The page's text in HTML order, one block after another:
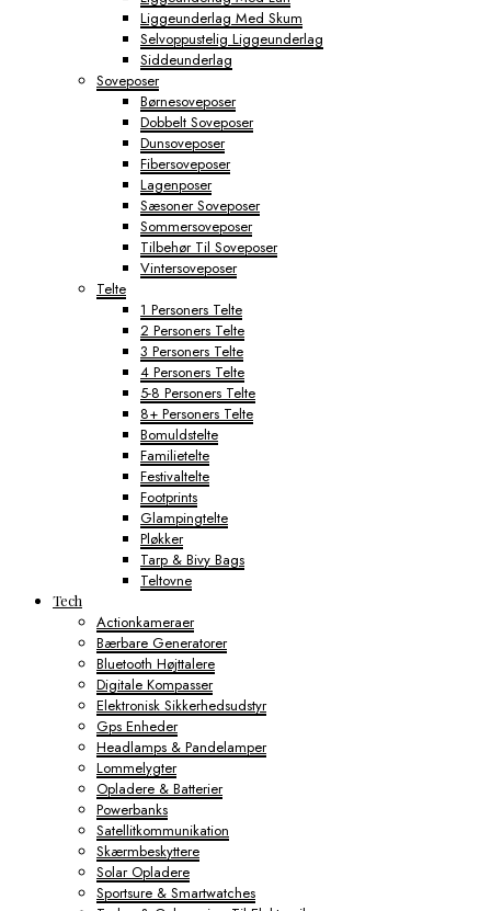
Liggeunderlag Med Skum
Selvoppustelig Liggeunderlag
Siddeunderlag
Soveposer
Børnesoveposer
Dobbelt Soveposer
Dunsoveposer
Fibersoveposer
Lagenposer
Sæsoner Soveposer
Sommersoveposer
Tilbehør Til Soveposer
Vintersoveposer
Telte
1 Personers Telte
2 Personers Telte
3 Personers Telte
4 Personers Telte
5-8 Personers Telte
8+ Personers Telte
Bomuldstelte
Familietelte
Festivaltelte
Footprints
Glampingtelte
Pløkker
Tarp & Bivy Bags
Teltovne
Tech
Actionkameraer
Bærbare Generatorer
Bluetooth Højttalere
Digitale Kompasser
Elektronisk Sikkerhedsudstyr
Gps Enheder
Headlamps & Pandelamper
Lommelygter
Opladere & Batterier
Powerbanks
Satellitkommunikation
Skærmbeskyttere
Solar Opladere
Sportsure & Smartwatches